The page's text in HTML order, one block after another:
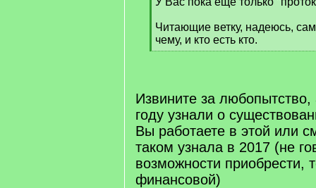
Читающие ветку, надеюсь,
чему, и кто есть кто.
[
Извините за
году узнали о
Вы работаете в этой или
таком узнала в 2017 (не
возможности приобрести,
финансовой)